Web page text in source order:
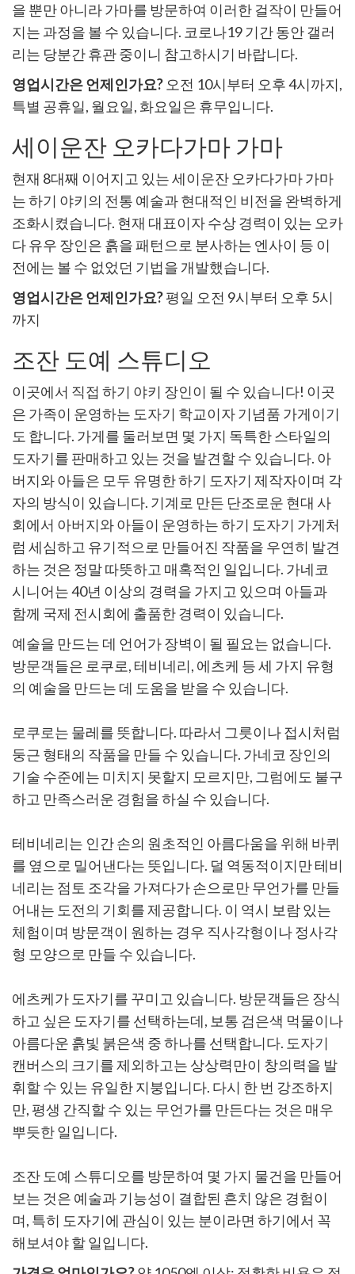
을 뿐만 아니라 가마를 방문하여 이러한 걸작이 만들어
지는 과정을 볼 수 있습니다. 코로나19 기간 동안 갤러
리는 당분간 휴관 중이니 참고하시기 바랍니다.
영업시간은 언제인가요? 오전 10시부터 오후 4시까지,
특별 공휴일, 월요일, 화요일은 휴무입니다.
세이운잔 오카다가마 가마
현재 8대째 이어지고 있는 세이운잔 오카다가마 가마
는 하기 야키의 전통 예술과 현대적인 비전을 완벽하게
조화시켰습니다. 현재 대표이자 수상 경력이 있는 오카
다 유우 장인은 흙을 패턴으로 분사하는 엔사이 등 이
전에는 볼 수 없었던 기법을 개발했습니다.
영업시간은 언제인가요?평일 오전 9시부터 오후 5시
까지
조잔 도예 스튜디오
이곳에서 직접 하기 야키 장인이 될 수 있습니다! 이곳
은 가족이 운영하는 도자기 학교이자 기념품 가게이기
도 합니다. 가게를 둘러보면 몇 가지 독특한 스타일의
도자기를 판매하고 있는 것을 발견할 수 있습니다. 아
버지와 아들은 모두 유명한 하기 도자기 제작자이며 각
자의 방식이 있습니다. 기계로 만든 단조로운 현대 사
회에서 아버지와 아들이 운영하는 하기 도자기 가게처
럼 세심하고 유기적으로 만들어진 작품을 우연히 발견
하는 것은 정말 따뜻하고 매혹적인 일입니다. 가네코
시니어는 40년 이상의 경력을 가지고 있으며 아들과
함께 국제 전시회에 출품한 경력이 있습니다.
예술을 만드는 데 언어가 장벽이 될 필요는 없습니다.
방문객들은 로쿠로, 테비네리, 에츠케 등 세 가지 유형
의 예술을 만드는 데 도움을 받을 수 있습니다.
로쿠로는 물레를 뜻합니다. 따라서 그릇이나 접시처럼
둥근 형태의 작품을 만들 수 있습니다. 가네코 장인의
기술 수준에는 미치지 못할지 모르지만, 그럼에도 불구
하고 만족스러운 경험을 하실 수 있습니다.
테비네리는 인간 손의 원초적인 아름다움을 위해 바퀴
를 옆으로 밀어낸다는 뜻입니다. 덜 역동적이지만 테비
네리는 점토 조각을 가져다가 손으로만 무언가를 만들
어내는 도전의 기회를 제공합니다. 이 역시 보람 있는
체험이며 방문객이 원하는 경우 직사각형이나 정사각
형 모양으로 만들 수 있습니다.
에츠케가 도자기를 꾸미고 있습니다. 방문객들은 장식
하고 싶은 도자기를 선택하는데, 보통 검은색 먹물이나
아름다운 흙빛 붉은색 중 하나를 선택합니다. 도자기
캔버스의 크기를 제외하고는 상상력만이 창의력을 발
휘할 수 있는 유일한 지붕입니다. 다시 한 번 강조하지
만, 평생 간직할 수 있는 무언가를 만든다는 것은 매우
뿌듯한 일입니다.
조잔 도예 스튜디오를 방문하여 몇 가지 물건을 만들어
보는 것은 예술과 기능성이 결합된 흔치 않은 경험이
며, 특히 도자기에 관심이 있는 분이라면 하기에서 꼭
해보셔야 할 일입니다.